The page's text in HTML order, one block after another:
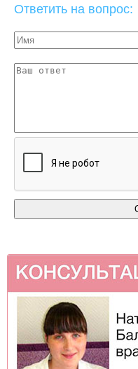
Ответить на вопрос: